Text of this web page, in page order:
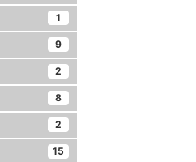
1
9
2
8
2
15